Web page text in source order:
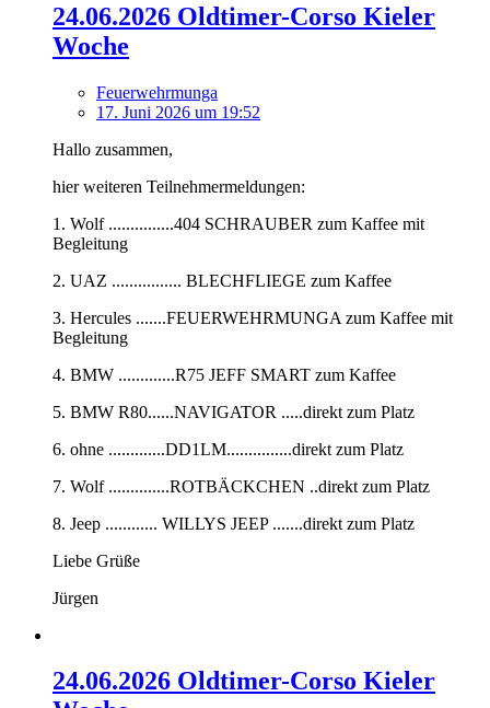
24.06.2026 Oldtimer-Corso Kieler
Woche
Feuerwehrmunga
17. Juni 2026 um 19:52
Hallo zusammen,
hier weiteren Teilnehmermeldungen:
1. Wolf ...............404 SCHRAUBER zum Kaffee mit
Begleitung
2. UAZ ................ BLECHFLIEGE zum Kaffee
3. Hercules .......FEUERWEHRMUNGA zum Kaffee mit
Begleitung
4. BMW .............R75 JEFF SMART zum Kaffee
5. BMW R80......NAVIGATOR .....direkt zum Platz
6. ohne .............DD1LM...............direkt zum Platz
7. Wolf ..............ROTBÄCKCHEN ..direkt zum Platz
8. Jeep ............ WILLYS JEEP .......direkt zum Platz
Liebe Grüße
Jürgen
24.06.2026 Oldtimer-Corso Kieler